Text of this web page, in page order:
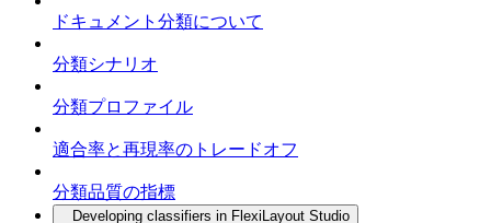
ドキュメント分類について
分類シナリオ
分類プロファイル
適合率と再現率のトレードオフ
分類品質の指標
Developing classifiers in FlexiLayout Studio